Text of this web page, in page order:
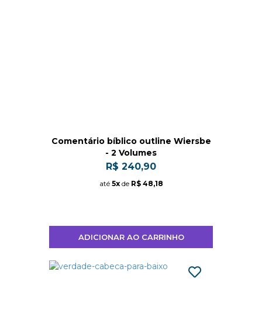
Comentário bíblico outline Wiersbe
- 2 Volumes
R$ 240,90
até 5xde R$ 48,18
ADICIONAR AO CARRINHO